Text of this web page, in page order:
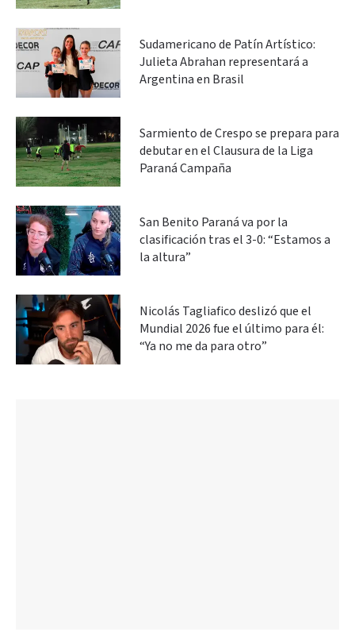
Sudamericano de Patín Artístico:
Julieta Abrahan representará a
Argentina en Brasil
Sarmiento de Crespo se prepara para
debutar en el Clausura de la Liga
Paraná Campaña
San Benito Paraná va por la
clasificación tras el 3-0: “Estamos a
la altura”
Nicolás Tagliafico deslizó que el
Mundial 2026 fue el último para él:
“Ya no me da para otro”